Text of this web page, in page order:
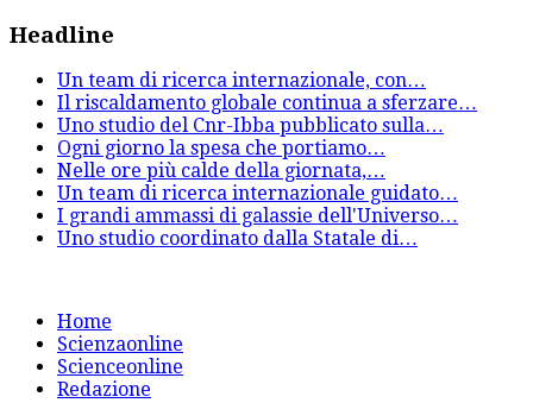
Headline
Un team di ricerca internazionale, con…
Il riscaldamento globale continua a sferzare…
Uno studio del Cnr-Ibba pubblicato sulla…
Ogni giorno la spesa che portiamo…
Nelle ore più calde della giornata,…
Un team di ricerca internazionale guidato…
I grandi ammassi di galassie dell'Universo…
Uno studio coordinato dalla Statale di…
Home
Scienzaonline
Scienceonline
Redazione